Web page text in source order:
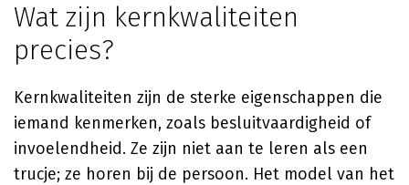
Wat zijn kernkwaliteiten
precies?
Kernkwaliteiten zijn de sterke eigenschappen die
iemand kenmerken, zoals besluitvaardigheid of
invoelendheid. Ze zijn niet aan te leren als een
trucje; ze horen bij de persoon. Het model van het